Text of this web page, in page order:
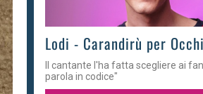
Lodi - Carandirù per Occhi
Il cantante l'ha fatta scegliere ai
parola in codice"